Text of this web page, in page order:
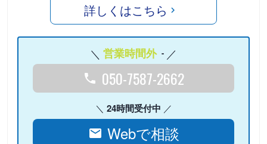
詳しくはこちら
営業時間外 -
050-7587-2662
24時間受付中
Webで相談